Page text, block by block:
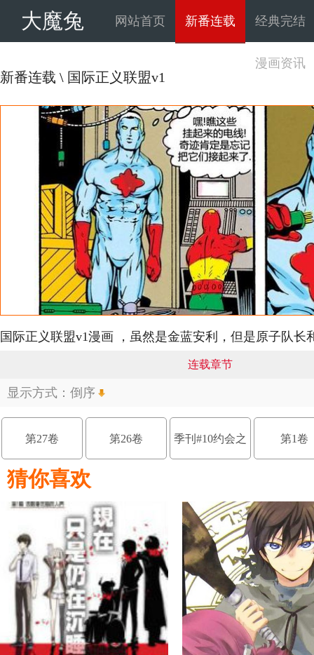
大魔兔 网站首页 新番连载 经典完结
漫画资讯
新番连载 \ 国际正义联盟v1
国际正义联盟v1漫画 ，虽然是金蓝安利，但是原子队长
连载章节
显示方式： 倒序
第27卷 第26卷 季刊#10约会之 第1卷
猜你喜欢